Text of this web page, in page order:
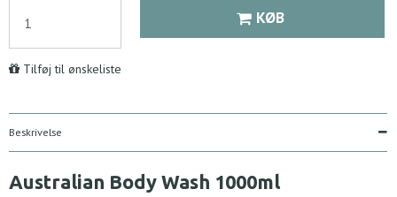
KØB
Tilføj til ønskeliste
Beskrivelse
Australian Body Wash 1000ml